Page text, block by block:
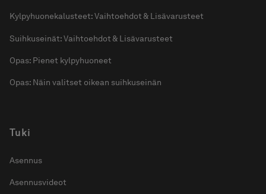
Kylpyhuonekalusteet: Vaihtoehdot & Lisävarusteet
Suihkuseinät: Vaihtoehdot & Lisävarusteet
Opas: Pienet kylpyhuoneet
Opas: Näin valitset oikean suihkuseinän
Tuki
Asennus
Asennusvideot